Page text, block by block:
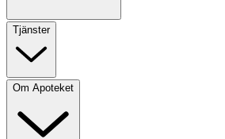
Tjänster
Om Apoteket